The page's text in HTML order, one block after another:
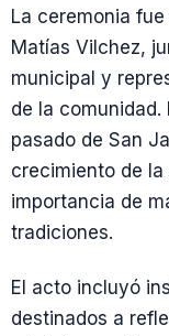
La ceremonia
Matías Vilchez,
municipal y
de la comunidad.
pasado de San
crecimiento de
importancia de
tradiciones.
El acto incluyó
destinados a